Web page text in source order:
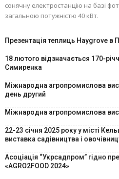
сонячну електростанцію на базі
загальною потужністю 40 кВт.
Презентація теплиць Haygrove в
18 лютого відзначається 170-
Симиренка
Міжнародна агропромислова
день другий
Міжнародна агропромислова
22-23 січня 2025 року у місті
виставка садівництва і
Асоціація “Укрсадпром” гідно
«AGRO2FOOD 2024»